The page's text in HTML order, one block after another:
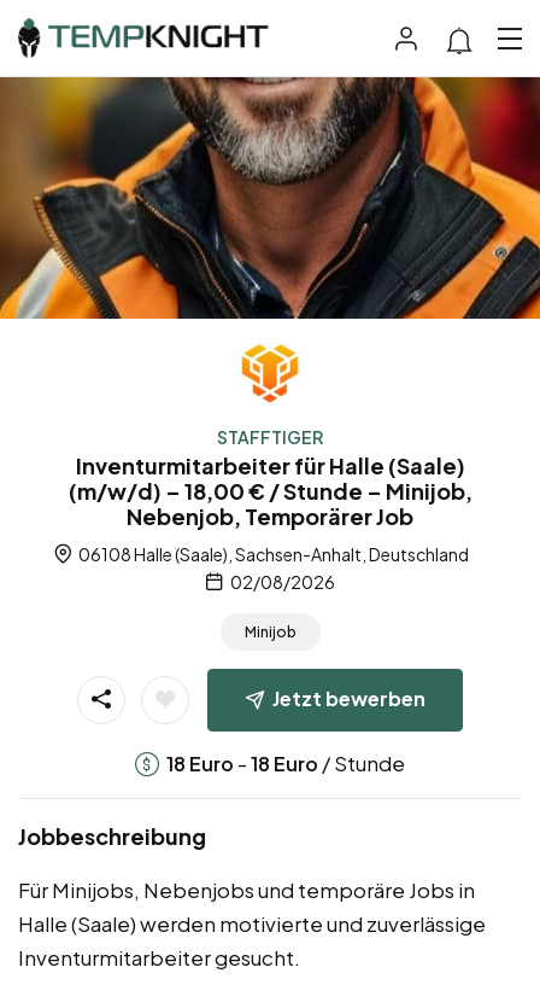
STAFFTIGER
Inventurmitarbeiter für Halle (Saale)
(m/w/d) – 18,00 € / Stunde – Minijob,
Nebenjob, Temporärer Job
06108 Halle (Saale), Sachsen-Anhalt, Deutschland
02/08/2026
Minijob
Jetzt bewerben
18 Euro -18 Euro / Stunde
Jobbeschreibung
Für Minijobs, Nebenjobs und temporäre Jobs in
Halle (Saale) werden motivierte und zuverlässige
Inventurmitarbeiter gesucht.